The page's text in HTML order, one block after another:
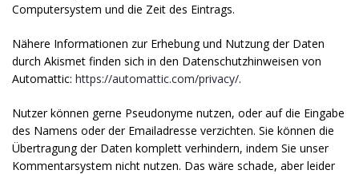
Computersystem und die Zeit des Eintrags.
Nähere Informationen zur Erhebung und Nutzung der Daten
durch Akismet finden sich in den Datenschutzhinweisen von
Automattic: https://automattic.com/privacy/.
Nutzer können gerne Pseudonyme nutzen, oder auf die Eingabe
des Namens oder der Emailadresse verzichten. Sie können die
Übertragung der Daten komplett verhindern, indem Sie unser
Kommentarsystem nicht nutzen. Das wäre schade, aber leider